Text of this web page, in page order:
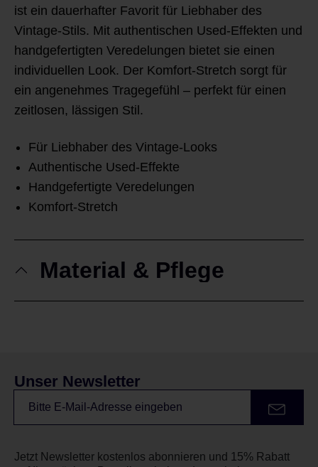
ist ein dauerhafter Favorit für Liebhaber des
Vintage-Stils. Mit authentischen Used-Effekten und
handgefertigten Veredelungen bietet sie einen
individuellen Look. Der Komfort-Stretch sorgt für
ein angenehmes Tragegefühl – perfekt für einen
zeitlosen, lässigen Stil.
Für Liebhaber des Vintage-Looks
Authentische Used-Effekte
Handgefertigte Veredelungen
Komfort-Stretch
Material & Pflege
Unser Newsletter
Jetzt Newsletter kostenlos abonnieren und 15% Rabatt